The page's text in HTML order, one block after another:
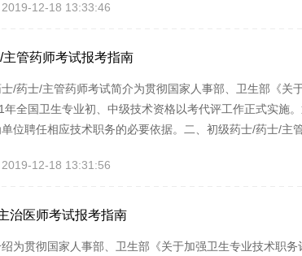
中级卫生专业技术资格考试设置“基础知识”、“相关专业
12-18 13:33:46
主管药师考试报考指南
/药士/主管药师考试简介为贯彻国家人事部、卫生部《
年全国卫生专业初、中级技术资格以考代评工作正式实施
位聘任相应技术职务的必要依据。二、初级药士/药士/主
目设置：考试共分“基础知识”、“相关专业知识”、“专业知
12-18 13:31:56
治医师考试报考指南
为贯彻国家人事部、卫生部《关于加强卫生专业技术职